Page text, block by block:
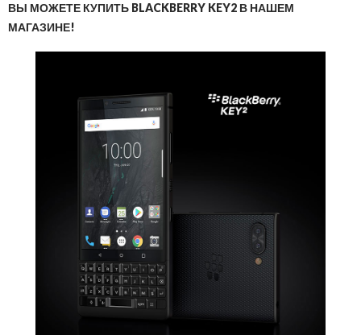
ВЫ МОЖЕТЕ КУПИТЬ BLACKBERRY KEY2 В НАШЕМ
МАГАЗИНЕ!